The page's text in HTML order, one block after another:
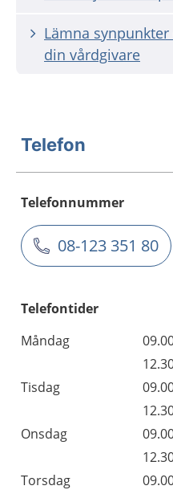
Lämna
din vårdgivare
Telefon
Telefonnummer
08-123 351 80
Telefontider
Måndag
Tisdag
Onsdag
Torsdag